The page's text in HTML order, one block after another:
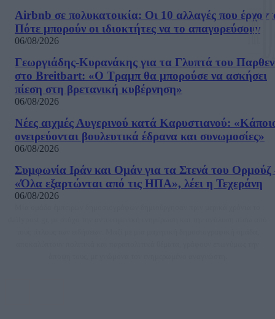
Airbnb σε πολυκατοικία: Οι 10 αλλαγές που
Πότε μπορούν οι ιδιοκτήτες να το απαγορεύσουν
06/08/2026
Γεωργιάδης-Κυρανάκης για τα Γλυπτά του
στο Breitbart: «Ο Τραμπ θα μπορούσε να ασκήσει
πίεση στη βρετανική κυβέρνηση»
06/08/2026
Νέες αιχμές Αυγερινού κατά Καρυστιανού:
ονειρεύονται βουλευτικά έδρανα και συνωμοσίες»
06/08/2026
Συμφωνία Ιράν και Ομάν για τα Στενά του Ορμούζ
«Όλα εξαρτώνται από τις ΗΠΑ», λέει η Τεχεράνη
06/08/2026